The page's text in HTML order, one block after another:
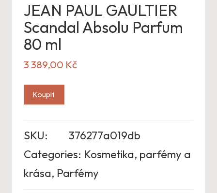
JEAN PAUL GAULTIER
Scandal Absolu Parfum
80 ml
3 389,00 Kč
Koupit
SKU:
376277a019db
Categories: Kosmetika, parfémy a
krása, Parfémy